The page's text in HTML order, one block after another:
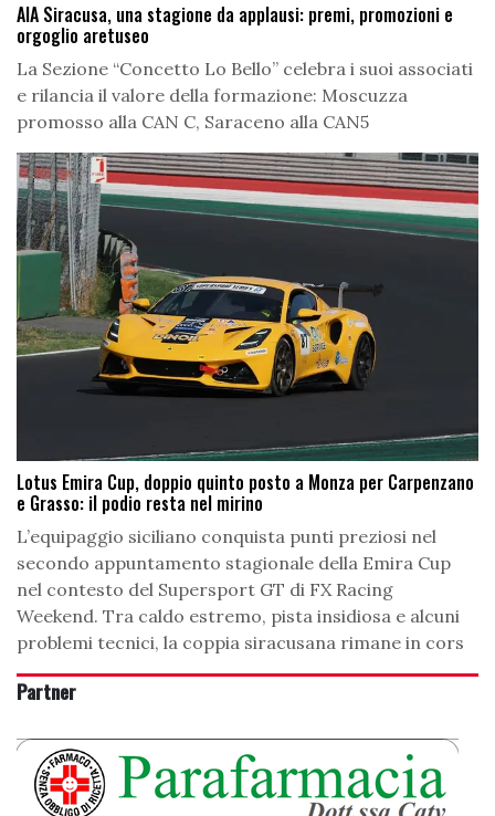
AIA Siracusa, una stagione da applausi: premi, promozioni e
orgoglio aretuseo
La Sezione “Concetto Lo Bello” celebra i suoi associati
e rilancia il valore della formazione: Moscuzza
promosso alla CAN C, Saraceno alla CAN5
Lotus Emira Cup, doppio quinto posto a Monza per Carpenzano
e Grasso: il podio resta nel mirino
L’equipaggio siciliano conquista punti preziosi nel
secondo appuntamento stagionale della Emira Cup
nel contesto del Supersport GT di FX Racing
Weekend. Tra caldo estremo, pista insidiosa e alcuni
problemi tecnici, la coppia siracusana rimane in cors
Partner